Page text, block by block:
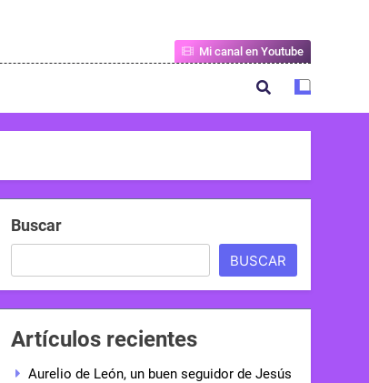
Mi canal en Youtube
Buscar
BUSCAR
Artículos recientes
Aurelio de León, un buen seguidor de Jesús